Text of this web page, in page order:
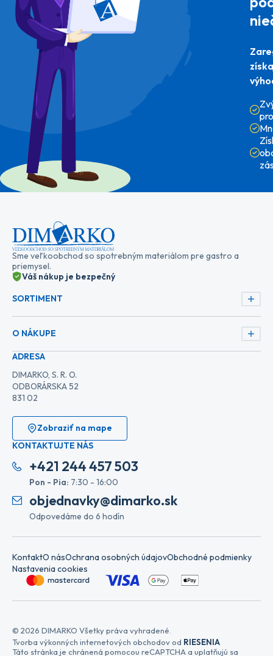
Sme veľkoobchod so spotrebným materiálom pre gastro a
priemysel.
Váš nákup je bezpečný
SORTIMENT
O NÁKUPE
ADRESA
DIMARKO, S. R. O.
ODBORÁRSKA 52
831 02
Zobraziť na mape
KONTAKTUJTE NÁS
+421 244 457 503
Pon - Pia: 7:30 - 16:00
objednavky@dimarko.sk
Odpovedáme do 6 hodín
KontaktO násOchrana osobných údajovObchodné podmienky
Nastavenia cookies
© 2026 DIMARKO Všetky práva vyhradené.
Tvorba výkonných internetových obchodov od RIESENIA
Táto stránka je chránená pomocou reCAPTCHA a uplatňujú sa